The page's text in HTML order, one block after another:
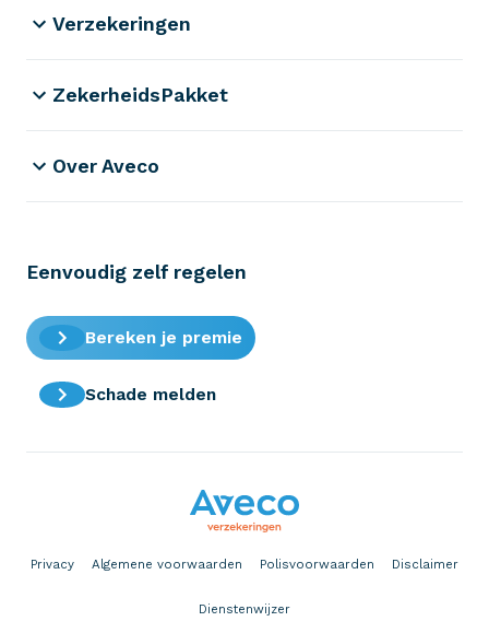
Verzekeringen
ZekerheidsPakket
Over Aveco
Eenvoudig zelf regelen
Bereken je premie
Schade melden
Privacy Algemene voorwaarden Polisvoorwaarden Disclaimer
Dienstenwijzer